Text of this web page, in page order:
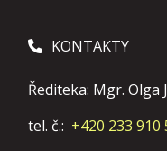
KONTAKTY
Řediteka: Mgr. Olga
tel. č.: +420 233 910